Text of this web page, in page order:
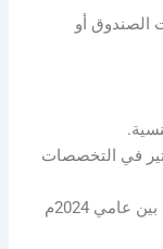
الصندوق أو
في التخصصات
– أن يكون من الخريجين الجدد (سنة التخرج بين عامي 2024م